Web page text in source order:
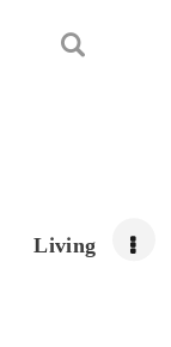
Living